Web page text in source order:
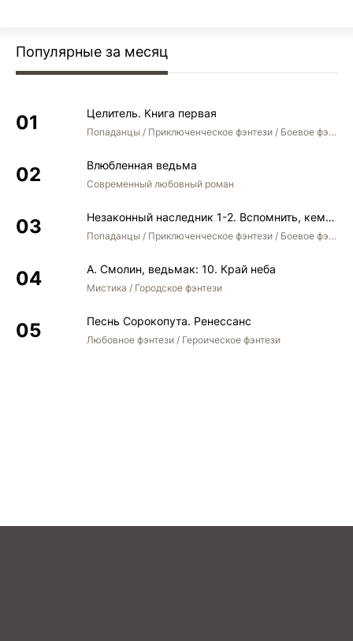
Популярные за месяц
Целитель. Книга первая
Попаданцы / Приключенческое фэнтези / Боевое фэнтези
Влюбленная ведьма
Современный любовный роман
Незаконный наследник 1-2. Вспомнить, кем был. Стать собой. Остаться собой
Попаданцы / Приключенческое фэнтези / Боевое фэнтези / Юмористическое фэнтези
А. Смолин, ведьмак: 10. Край неба
Мистика / Городское фэнтези
Песнь Сорокопута. Ренессанс
Любовное фэнтези / Героическое фэнтези